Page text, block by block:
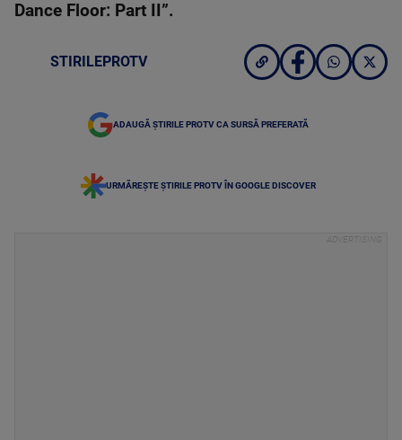
Dance Floor: Part II”.
STIRILEPROTV
ADAUGĂ ȘTIRILE PROTV CA SURSĂ PREFERATĂ
URMĂREȘTE ȘTIRILE PROTV ÎN GOOGLE DISCOVER